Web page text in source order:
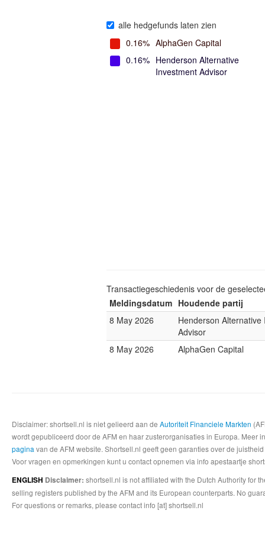
alle hedgefunds laten zien
0.16% AlphaGen Capital
0.16% Henderson Alternative
Investment Advisor
Transactiegeschiedenis voor de
Meldingsdatum Houdende partij
8 May 2026
Henderson Alternative
Advisor
8 May 2026
AlphaGen Capital
Disclaimer: shortsell.nl is niet gelieerd aan de Autoriteit Financiele Markten
wordt gepubliceerd door de AFM en haar zusterorganisaties in Europa.
pagina van de AFM website. Shortsell.nl geeft geen garanties over de
Voor vragen en opmerkingen kunt u contact opnemen via info apestaartje
ENGLISH Disclaimer: shortsell.nl is not affiliated with the Dutch Authority for
selling registers published by the AFM and its European counterparts. No
For questions or remarks, please contact info [at] shortsell.nl